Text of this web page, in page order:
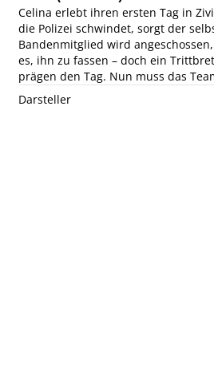
Celina erlebt ihren ersten Tag in
die Polizei schwindet, sorgt der
Bandenmitglied wird
es, ihn zu fassen – doch ein
prägen den Tag. Nun muss das
Darsteller